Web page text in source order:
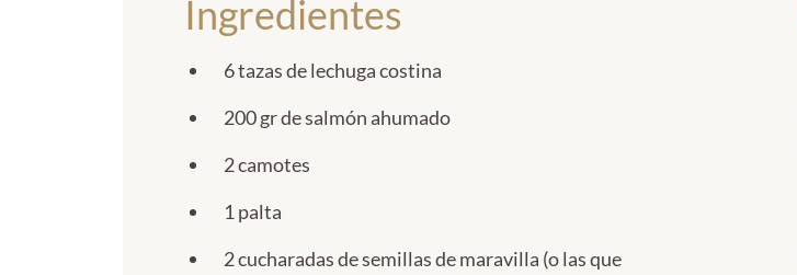
Ingredientes
6 tazas de lechuga costina
200 gr de salmón ahumado
2 camotes
1 palta
2 cucharadas de semillas de maravilla (o las que